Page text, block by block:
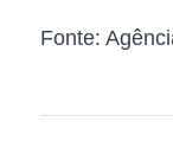
Fonte: